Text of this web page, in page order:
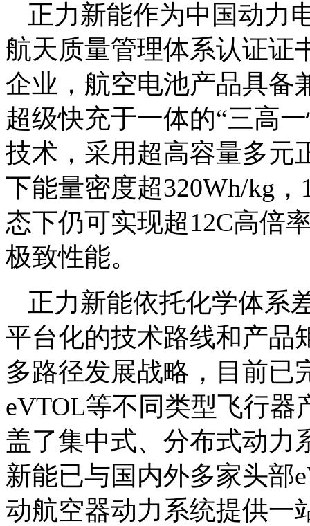
正力新能作为中国动力
航天质量管理体系认证证
企业，航空电池产品具备
超级快充于一体的“三高
技术，采用超高容量多元
下能量密度超320Wh/kg
态下仍可实现超12C高倍
极致性能。
正力新能依托化学体系
平台化的技术路线和产品
多路径发展战略，目前已
eVTOL等不同类型飞行
盖了集中式、分布式动力
新能已与国内外多家头部
动航空器动力系统提供一